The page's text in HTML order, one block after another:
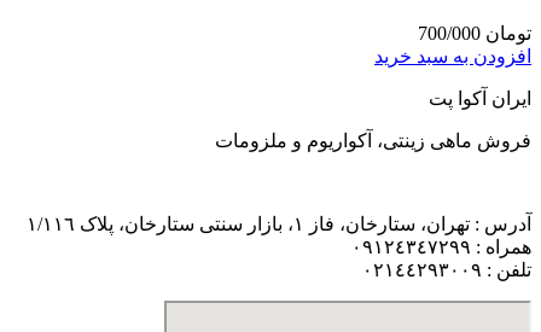
تومان
افزودن به سبد خرید
ایران آکوا پت
فروش ماهی زینتی، آکواریوم و ملزومات
آدرس : تهران، ستارخان، فاز ١، بازار سنتی ستارخان، پلاک ١/١١٦
همراه : ٠٩١٢٤٣٤٧٢٩٩
تلفن : ٠٢١٤٤٢٩٣٠٠٩